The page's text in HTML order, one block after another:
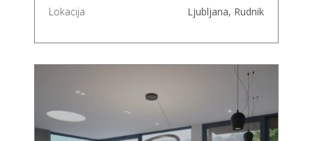
Lokacija
Ljubljana, Rudnik